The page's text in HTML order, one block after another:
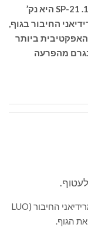
הקפל האקסילרי וקצה הצלע החופשית ה-11. SP-21 היא נק’
החיבור בגוף,
האפקטיבית ביותר
מהפרעה
הכוונה היא למעטפת הגדולה/ שליטה כללית. מרידיאני החיבור (LUO
הגוף.